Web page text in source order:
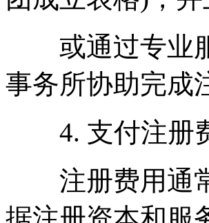
或通过专业服
事务所协助完成
4. 支付注册
注册费用通常